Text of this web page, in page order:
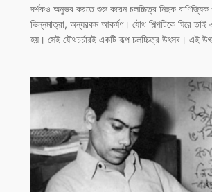
দর্শকও অনুভব করতে শুরু করেন চলচ্চিত্র নিছক
ভিন্নমাত্রা, অন্যরকম আকর্ষণ। যৌথ শিল্পটিকে ঘিরে
হয়। সেই যৌথচর্চারই একটি রূপ চলচ্চিত্র উৎসব। এই